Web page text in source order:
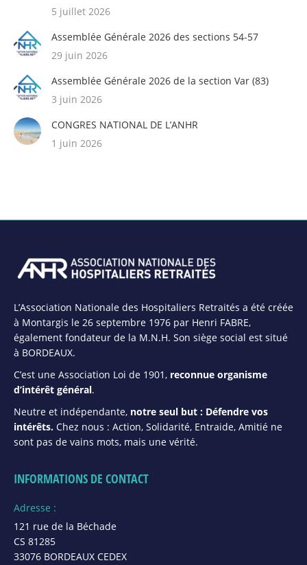
5 juillet 2026
Assemblée Générale 2026 des sections 54-57
29 juin 2026
Assemblée Générale 2026 de la section Var (83)
3 juin 2026
CONGRES NATIONAL DE L’ANHR
1 juin 2026
L’Association Nationale des Hospitaliers Retraités a été créée
à Montargis le 26 septembre 1976 par Henri FABRE,
également fondateur de la M.N.H. Son siège social est situé
à BORDEAUX.
C’est une Association Loi de 1901, reconnue organisme
d’intérêt général.
Neutre et indépendante, notre seul but : Défendre vos
intérêts. Chez nous : Action, Solidarité, Entraide, Amitié ne
sont pas de vains mots, mais une vérité.
INFORMATIONS DE CONTACT
Adresse :
121 rue de la Béchade
CS 81285
33076 BORDEAUX CEDEX